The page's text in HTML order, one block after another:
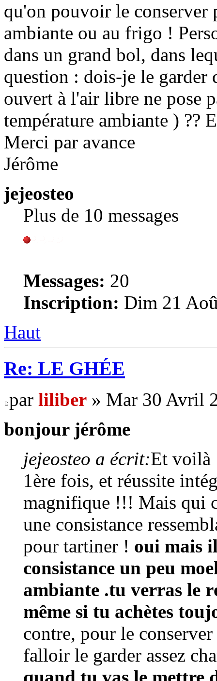
qu'on pouvoir le conserver
ambiante ou au frigo !
dans un grand bol, dans
question : dois-je le garder
ouvert à l'air libre ne pose
température ambiante ) ??
Merci par avance
Jérôme
jejeosteo
Plus de 10 messages
Messages: 20
Inscription: Dim 21
Haut
Re: LE GHÉE
par liliber » Mar 30 Avril
bonjour jérôme
jejeosteo a écrit:Et voilà
1ère fois, et réussite
magnifique !!! Mais qui
une consistance
pour tartiner ! oui mais
consistance un peu
ambiante .tu verras le
même si tu achètes
contre, pour le
falloir le garder assez